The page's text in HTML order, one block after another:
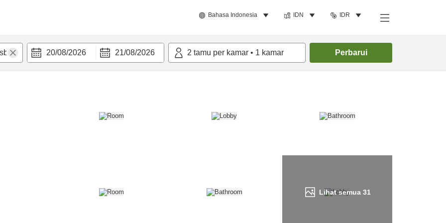
Bahasa Indonesia IDN IDR
20/08/2026 21/08/2026 2 tamu per kamar • 1 kamar Perbarui
Lihat semua 31
Cari kamar